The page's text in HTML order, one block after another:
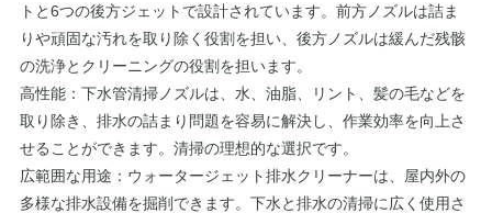
トと6つの後方ジェットで設計されています。前方ノズルは詰ま
りや頑固な汚れを取り除く役割を担い、後方ノズルは緩んだ残骸
の洗浄とクリーニングの役割を担います。
高性能：下水管清掃ノズルは、水、油脂、リント、髪の毛などを
取り除き、排水の詰まり問題を容易に解決し、作業効率を向上さ
せることができます。清掃の理想的な選択です。
広範囲な用途：ウォータージェット排水クリーナーは、屋内外の
多様な排水設備を掘削できます。下水と排水の清掃に広く使用さ